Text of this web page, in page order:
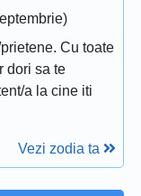
Cu toate
dori sa te
a la cine iti
Vezi zodia ta